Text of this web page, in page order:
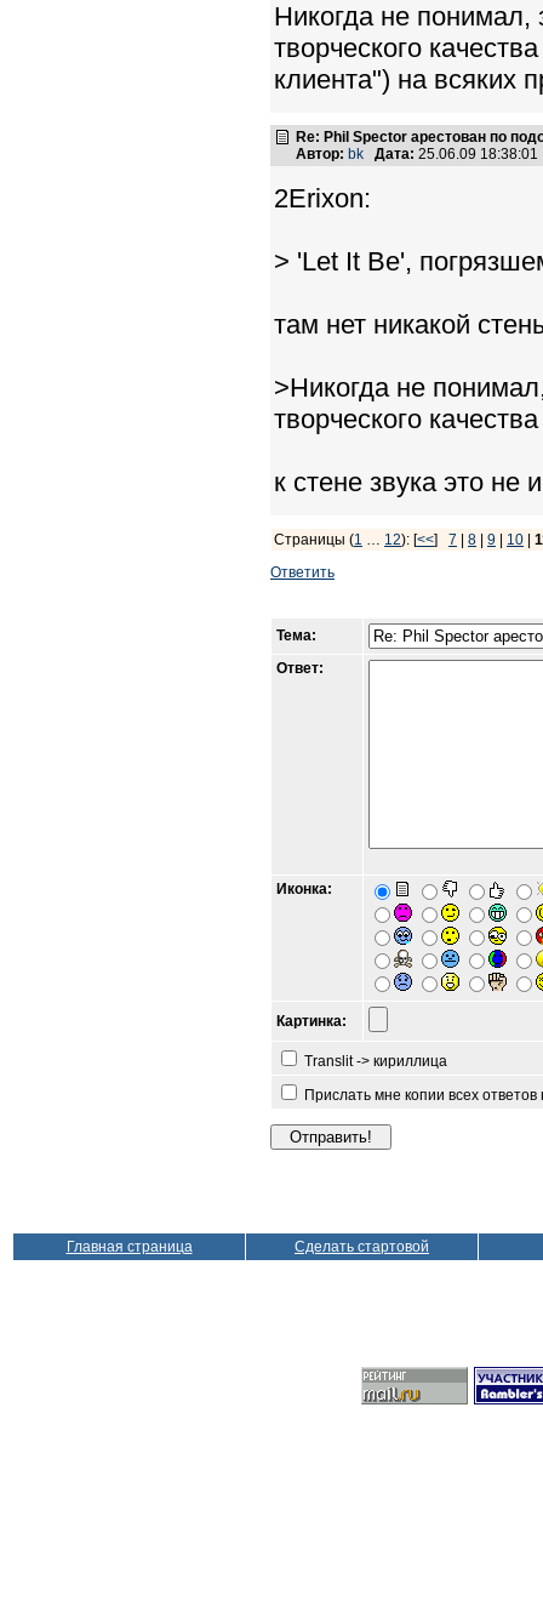
Никогда не понимал,
творческого
клиента") на всяких
Re: Phil Spector арестован по
Автор: bk Дата: 25.06.09
2Erixon:
> 'Let It Be',
там нет никакой
>Никогда не
творческого
к стене звука это не
Страницы (1 … 12): [<<] 7 8 9 10
Ответить
Тема:
Ответ:
Иконка:
Картинка:
Translit -> кириллица
Прислать мне копии всех
Главная страница Сделать стартовой